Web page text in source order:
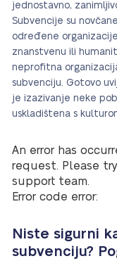
jednostavno,
Subvencije su
određene
znanstvenu ili
neprofitna
subvenciju. Gotovo
je izazivanje neke
uskladištena s
An error has
request. Please
support team.
Error code error:
Niste sigurni
subvenciju?